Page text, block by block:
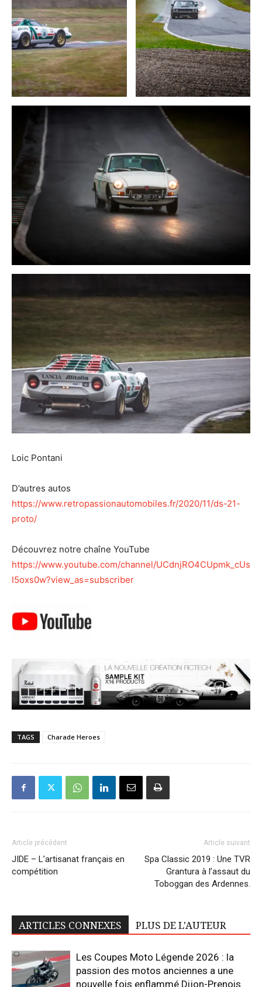
Loic Pontani
D’autres autos
https://www.retropassionautomobiles.fr/2020/11/ds-21-
proto/
Découvrez notre chaîne YouTube
https://www.youtube.com/channel/UCdnjRO4CUpmk_cUs
I5oxs0w?view_as=subscriber
TAGS Charade Heroes
Article précédent
JIDE – L’artisanat français en
compétition
Article suivant
Spa Classic 2019 : Une TVR
Grantura à l’assaut du
Toboggan des Ardennes.
ARTICLES CONNEXES PLUS DE L'AUTEUR
Les Coupes Moto Légende 2026 : la
passion des motos anciennes a une
nouvelle fois enflammé Dijon-Prenois